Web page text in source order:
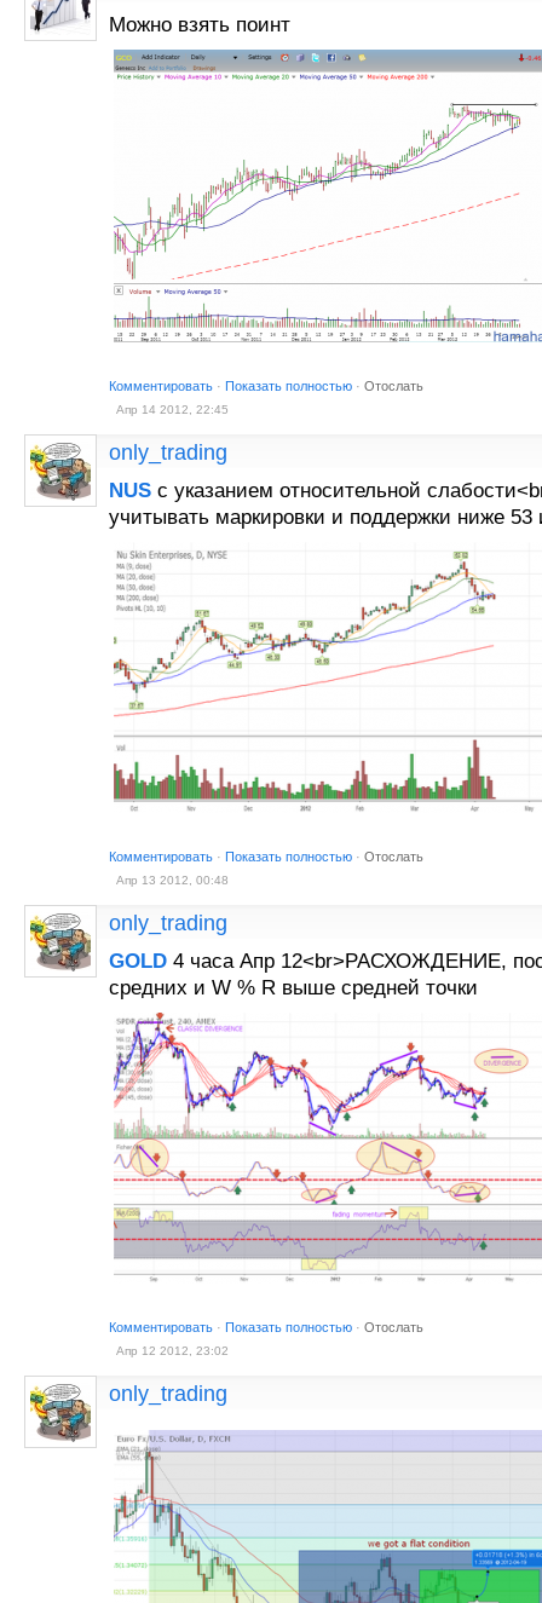
Можно взять поинт
Комментировать · Показать полностью · Отослать
Апр 14 2012, 22:45
only_trading
NUS с указанием относительной
учитывать маркировки и поддержки ниже 53
Комментировать · Показать полностью · Отослать
Апр 13 2012, 00:48
only_trading
GOLD 4 часа Апр 12<br>РАСХОЖДЕНИЕ,
средних и W % R выше средней точки
Комментировать · Показать полностью · Отослать
Апр 12 2012, 23:02
only_trading